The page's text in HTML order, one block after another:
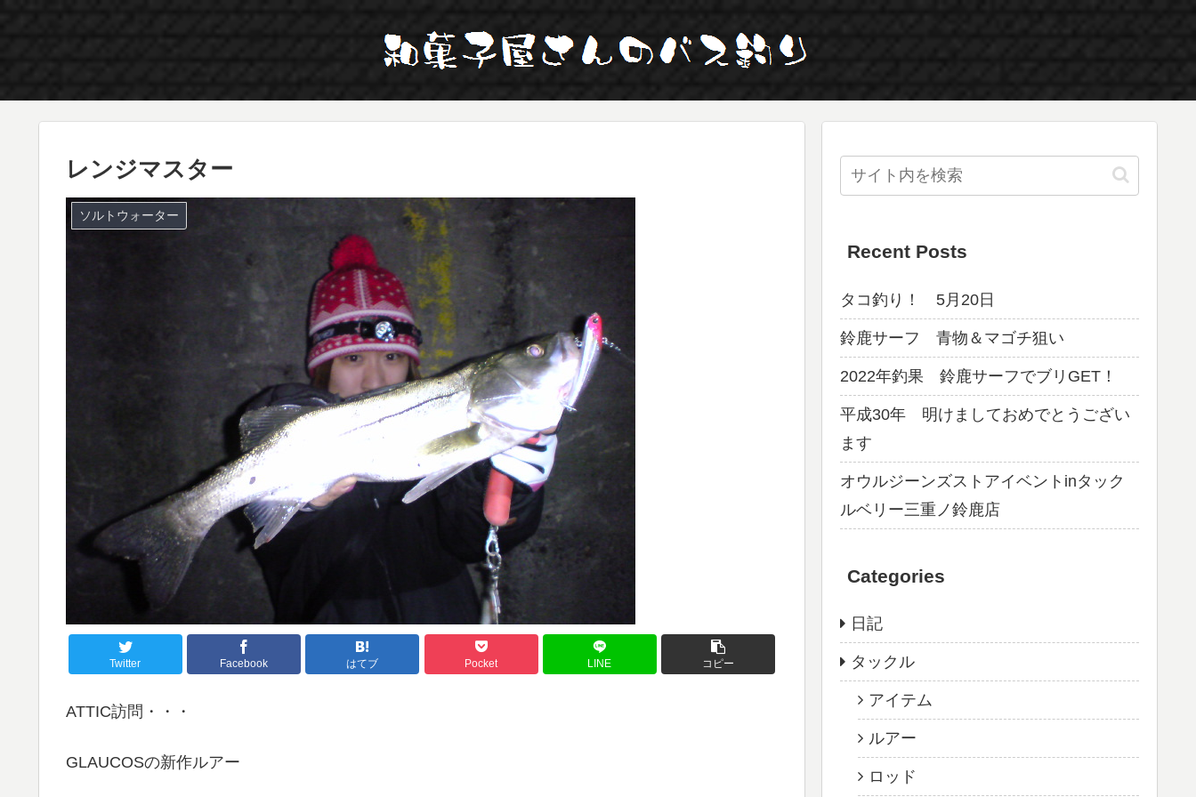
レンジマスター
ソルトウォーター
Twitter Facebook はてブ Pocket LINE コピー
ATTIC訪問・・・
GLAUCOSの新作ルアー
Recent Posts
タコ釣り！ 5月20日
鈴鹿サーフ 青物＆マゴチ狙い
2022年釣果 鈴鹿サーフでブリGET！
平成30年 明けましておめでとうござい
ます
オウルジーンズストアイベントinタック
ルベリー三重ノ鈴鹿店
Categories
日記
タックル
アイテム
ルアー
ロッド